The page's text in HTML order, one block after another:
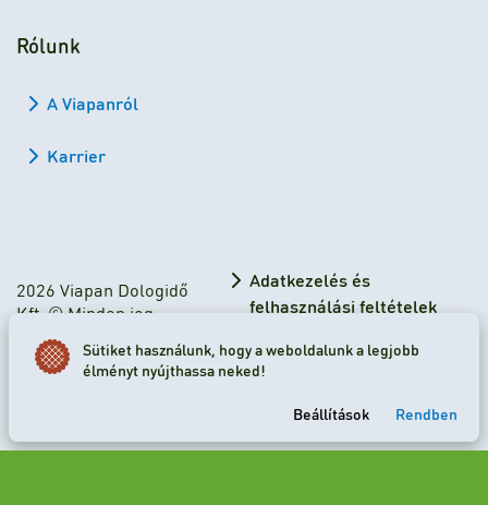
Rólunk
A Viapanról
Karrier
2026 Viapan Dologidő
Kft. © Minden jog
fenntartva.
Adatkezelés és
felhasználási feltételek
Adatkezelési tájékoztató
Sütiket használunk, hogy a weboldalunk a legjobb
élményt nyújthassa neked!
Beállítások Rendben